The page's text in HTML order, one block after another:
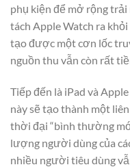
phụ kiện để mở rộng
tách Apple Watch ra
tạo được một cơn lốc
nguồn thu vẫn còn rất
Tiếp đến là iPad và
này sẽ tạo thành một
thời đại “bình thường
lượng người dùng của
nhiều người tiêu dùng